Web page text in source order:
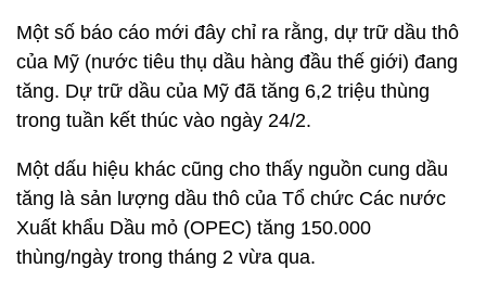
Một số báo cáo mới đây chỉ ra rằng, dự trữ dầu thô
của Mỹ (nước tiêu thụ dầu hàng đầu thế giới) đang
tăng. Dự trữ dầu của Mỹ đã tăng 6,2 triệu thùng
trong tuần kết thúc vào ngày 24/2.
Một dấu hiệu khác cũng cho thấy nguồn cung dầu
tăng là sản lượng dầu thô của Tổ chức Các nước
Xuất khẩu Dầu mỏ (OPEC) tăng 150.000
thùng/ngày trong tháng 2 vừa qua.